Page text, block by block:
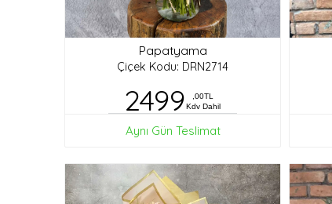
Papatyama
Çiçek Kodu: DRN2714
2499
,00TL
Kdv Dahil
Aynı Gün Teslimat